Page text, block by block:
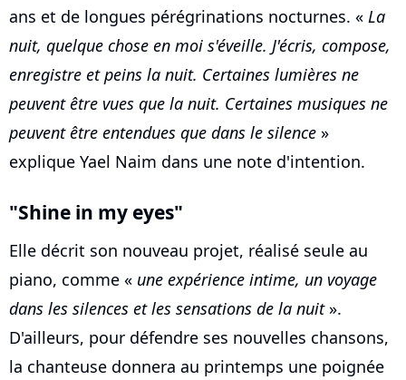
ans et de longues pérégrinations nocturnes. « La
nuit, quelque chose en moi s'éveille. J'écris, compose,
enregistre et peins la nuit. Certaines lumières ne
peuvent être vues que la nuit. Certaines musiques ne
peuvent être entendues que dans le silence »
explique Yael Naim dans une note d'intention.
"Shine in my eyes"
Elle décrit son nouveau projet, réalisé seule au
piano, comme « une expérience intime, un voyage
dans les silences et les sensations de la nuit».
D'ailleurs, pour défendre ses nouvelles chansons,
la chanteuse donnera au printemps une poignée